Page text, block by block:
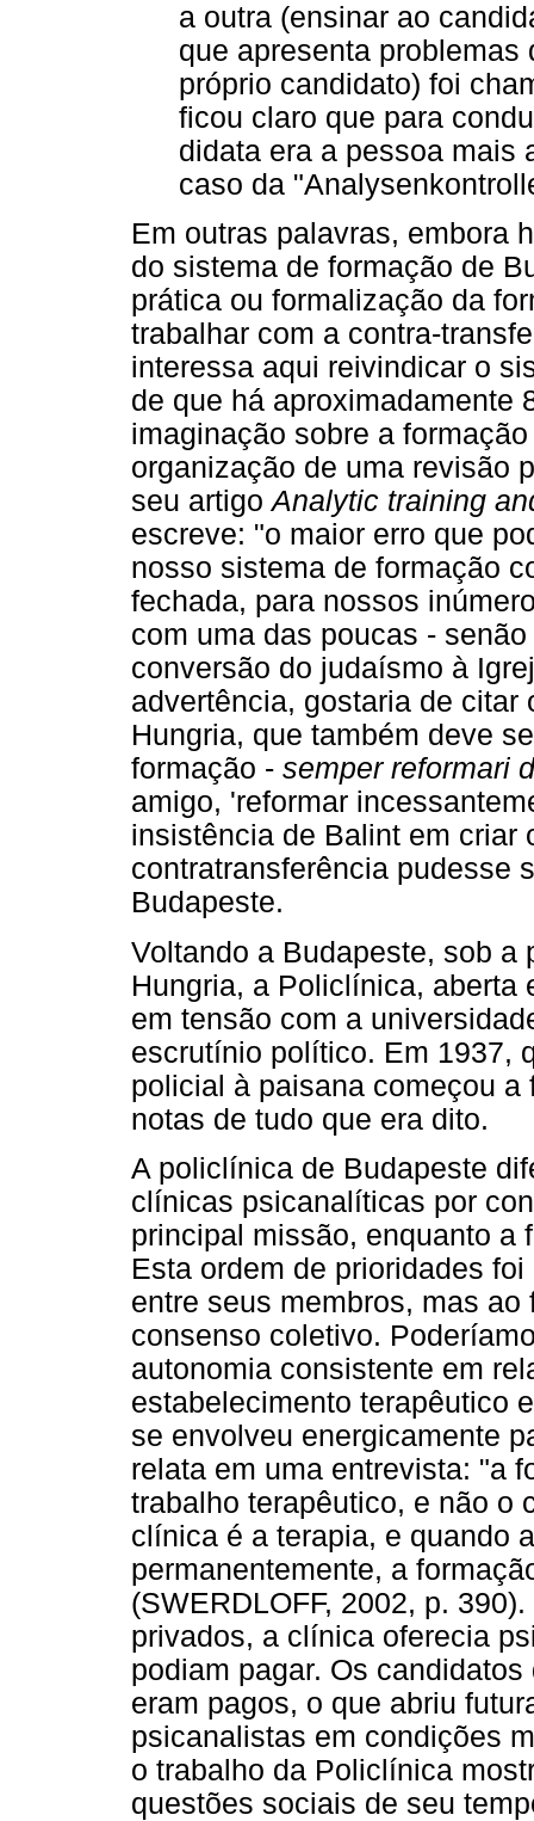
a outra (ensinar ao
que apresenta
próprio candidato) foi
ficou claro que para
didata era a pessoa mais
caso da
Em outras palavras, embora
do sistema de formação de
prática ou formalização da
trabalhar com a contra-
interessa aqui reivindicar o
de que há aproximadamente
imaginação sobre a
organização de uma revisão
seu artigoAnalytic training
escreve: "o maior erro que
nosso sistema de formação
fechada, para nossos
com uma das poucas -
conversão do judaísmo à
advertência, gostaria de
Hungria, que também deve
formação - semper reformari
amigo, 'reformar
insistência de Balint em criar
contratransferência pudesse
Budapeste.
Voltando a Budapeste, sob a
Hungria, a Policlínica, aberta
em tensão com a
escrutínio político. Em 1937,
policial à paisana começou
notas de tudo que era dito.
A policlínica de Budapeste
clínicas psicanalíticas por
principal missão, enquanto a
Esta ordem de prioridades
entre seus membros, mas
consenso coletivo.
autonomia consistente em
estabelecimento terapêutico
se envolveu energicamente
relata em uma entrevista: "a
trabalho terapêutico, e não o
clínica é a terapia, e quando
permanentemente, a
(SWERDLOFF, 2002, p.
privados, a clínica oferecia
podiam pagar. Os
eram pagos, o que abriu
psicanalistas em condições
o trabalho da Policlínica
questões sociais de seu